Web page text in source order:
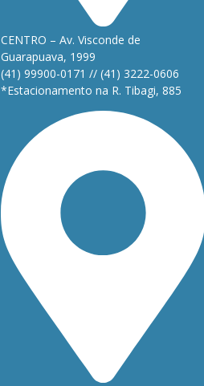
CENTRO – Av. Visconde de
Guarapuava, 1999
(41) 99900-0171 // (41) 3222-0606
*Estacionamento na R. Tibagi, 885